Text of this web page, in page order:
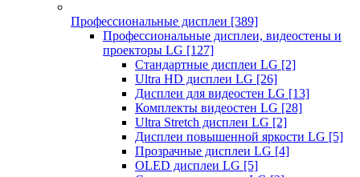
Профессиональные дисплеи [389]
Профессиональные дисплеи, видеостены и
проекторы LG [127]
Стандартные дисплеи LG [2]
Ultra HD дисплеи LG [26]
Дисплеи для видеостен LG [13]
Комплекты видеостен LG [28]
Ultra Stretch дисплеи LG [2]
Дисплеи повышенной яркости LG [5]
Прозрачные дисплеи LG [4]
OLED дисплеи LG [5]